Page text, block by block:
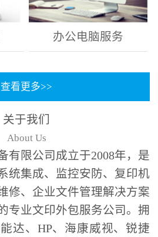
办公电脑服务
查看更多>>
关于我们
About Us
有限公司成立于2008年，是
统集成、监控安防、复印机
修、企业文件管理解决方案
专业文印外包服务公司。拥
达、HP、海康威视、锐捷